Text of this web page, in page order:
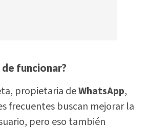
funcionar?
propietaria deWhatsApp,
frecuentes buscan mejorar la
pero eso también